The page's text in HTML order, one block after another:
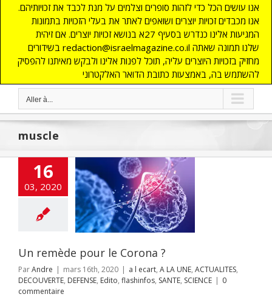
אנו עושים הכל כדי לזהות סופרים וצלמים על מנת לכבד את זכויותיהם.
אנו מכבדים זכויות יוצרים ושואפים לאתר את בעלי הזכויות בתמונות
המגיעות אלינו כנדרש בסעיף 27א בנושא זכויות יוצרים. אם זיהית
בשידורים redaction@israelmagazine.co.il שלנו תמונה שאתה
מחזיק בזכויות היוצרים עליה, תוכל לפנות אלינו ולבקש מאיתנו להפסיק
להשתמש בה, באמצעות כתובת הדואר האלקטרוני
Aller à...
muscle
16
03, 2020
pour le
?
DECOUVERTE
Un remède pour le Corona ?
ParAndre | mars 16th, 2020 | a l ecart, A LA UNE, ACTUALITES,
DECOUVERTE, DEFENSE, Edito, flashinfos, SANTE, SCIENCE | 0
commentaire